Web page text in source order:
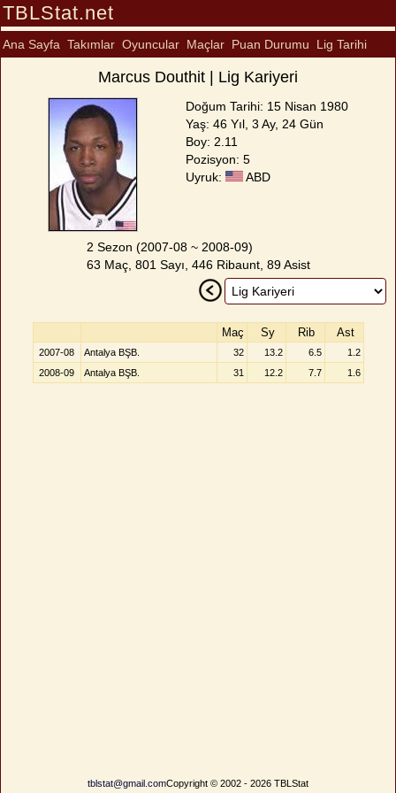
TBLStat.net
Ana Sayfa Takımlar Oyuncular Maçlar Puan Durumu Lig Tarihi
Marcus Douthit | Lig Kariyeri
Doğum Tarihi: 15 Nisan 1980
Yaş: 46 Yıl, 3 Ay, 24 Gün
Boy: 2.11
Pozisyon: 5
Uyruk:
ABD
2 Sezon (2007-08 ~ 2008-09)
63 Maç, 801 Sayı, 446 Ribaunt, 89 Asist
Maç Sy Rib Ast
2007-08 Antalya BŞB. 32 13.2 6.5
1.2
2008-09
Antalya BŞB. 31 12.2 7.7 1.6
tblstat@gmail.comCopyright © 2002 - 2026 TBLStat